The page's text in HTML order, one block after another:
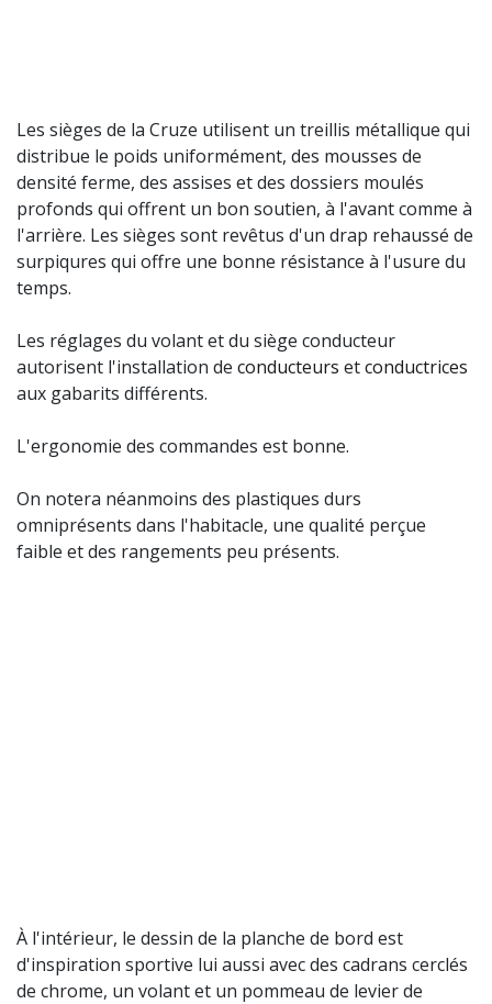
Les sièges de la Cruze utilisent un treillis métallique qui
distribue le poids uniformément, des mousses de
densité ferme, des assises et des dossiers moulés
profonds qui offrent un bon soutien, à l'avant comme à
l'arrière. Les sièges sont revêtus d'un drap rehaussé de
surpiqures qui offre une bonne résistance à l'usure du
temps.
Les réglages du volant et du siège conducteur
autorisent l'installation de conducteurs etconductrices
aux gabarits différents.
L'ergonomie des commandes est bonne.
On notera néanmoins des plastiques durs
omniprésents dans l'habitacle, une qualité perçue
faible et des rangements peu présents.
À l'intérieur, le dessin de la planche de bord est
d'inspiration sportive lui aussi avec des cadrans cerclés
de chrome, un volant et un pommeau de levier de